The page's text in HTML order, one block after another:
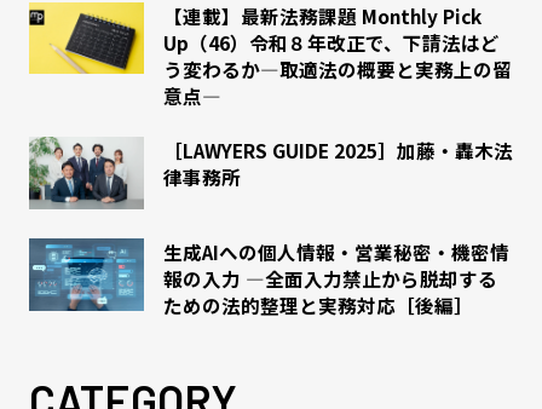
【連載】最新法務課題 Monthly Pick
Up（46）令和８年改正で、下請法はど
う変わるか―取適法の概要と実務上の留
意点―
［LAWYERS GUIDE 2025］加藤・轟木法
律事務所
生成AIへの個人情報・営業秘密・機密情
報の入力 ―全面入力禁止から脱却する
ための法的整理と実務対応［後編］